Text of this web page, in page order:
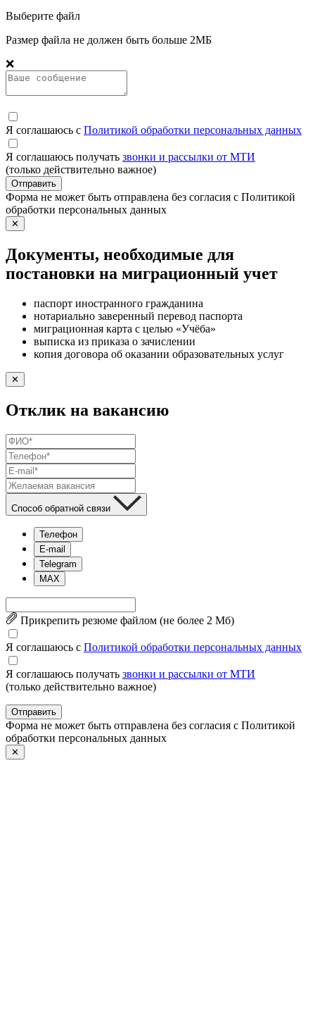
Выберите файл
Размер файла не должен быть больше 2МБ
❌
Я соглашаюсь с Политикой обработки персональных данных
Я соглашаюсь получать звонки и рассылки от МТИ
(только действительно важное)
Отправить
Форма не может быть отправлена без согласия с Политикой
обработки персональных данных
✕
Документы, необходимые для
постановки на миграционный учет
паспорт иностранного гражданина
нотариально заверенный перевод паспорта
миграционная карта с целью «Учёба»
выписка из приказа о зачислении
копия договора об оказании образовательных услуг
✕
Отклик на вакансию
Способ обратной связи
Телефон
E-mail
Telegram
MAX
Прикрепить резюме файлом (не более 2 Mб)
Я соглашаюсь с Политикой обработки персональных данных
Я соглашаюсь получать звонки и рассылки от МТИ
(только действительно важное)
Отправить
Форма не может быть отправлена без согласия с Политикой
обработки персональных данных
✕